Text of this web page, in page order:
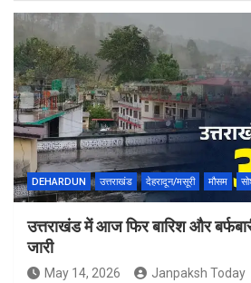
ce
b
o
o
k
tt
er
at
s
A
p
p
er
es
t
DEHARDUN उत्तराखंड देहरादून/मसूरी मौसम
उत्तराखंड में आज फिर बारिश और
जारी
May 14, 2026 Janpaksh Today